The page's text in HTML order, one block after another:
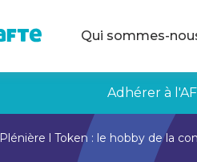
Qui sommes-
Adhérer à
Plénière l Token : le hobby de la